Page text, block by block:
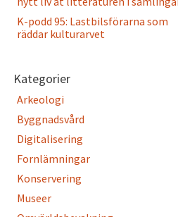
K-podd 95: Lastbilsförarna som
räddar kulturarvet
Kategorier
Arkeologi
Byggnadsvård
Digitalisering
Fornlämningar
Konservering
Museer